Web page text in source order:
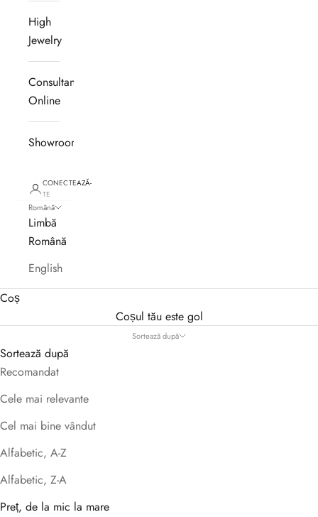
High
Jewelry
Consultanță
Online
Showroom
CONECTEAZĂ-
TE
Română
Limbă
Română
English
Coș
Coșul tău este gol
Sortează după
Sortează după
Recomandat
Cele mai relevante
Cel mai bine vândut
Alfabetic, A-Z
Alfabetic, Z-A
Preț, de la mic la mare